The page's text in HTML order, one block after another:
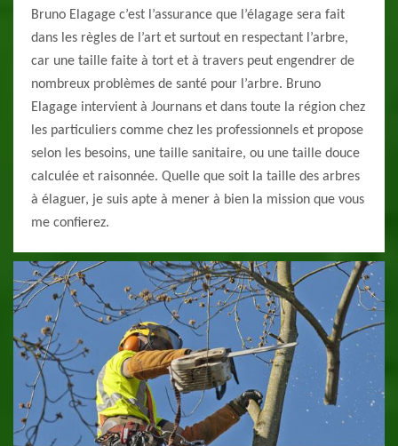
Bruno Elagage c’est l’assurance que l’élagage sera fait
dans les règles de l’art et surtout en respectant l’arbre,
car une taille faite à tort et à travers peut engendrer de
nombreux problèmes de santé pour l’arbre. Bruno
Elagage intervient à Journans et dans toute la région chez
les particuliers comme chez les professionnels et propose
selon les besoins, une taille sanitaire, ou une taille douce
calculée et raisonnée. Quelle que soit la taille des arbres
à élaguer, je suis apte à mener à bien la mission que vous
me confierez.